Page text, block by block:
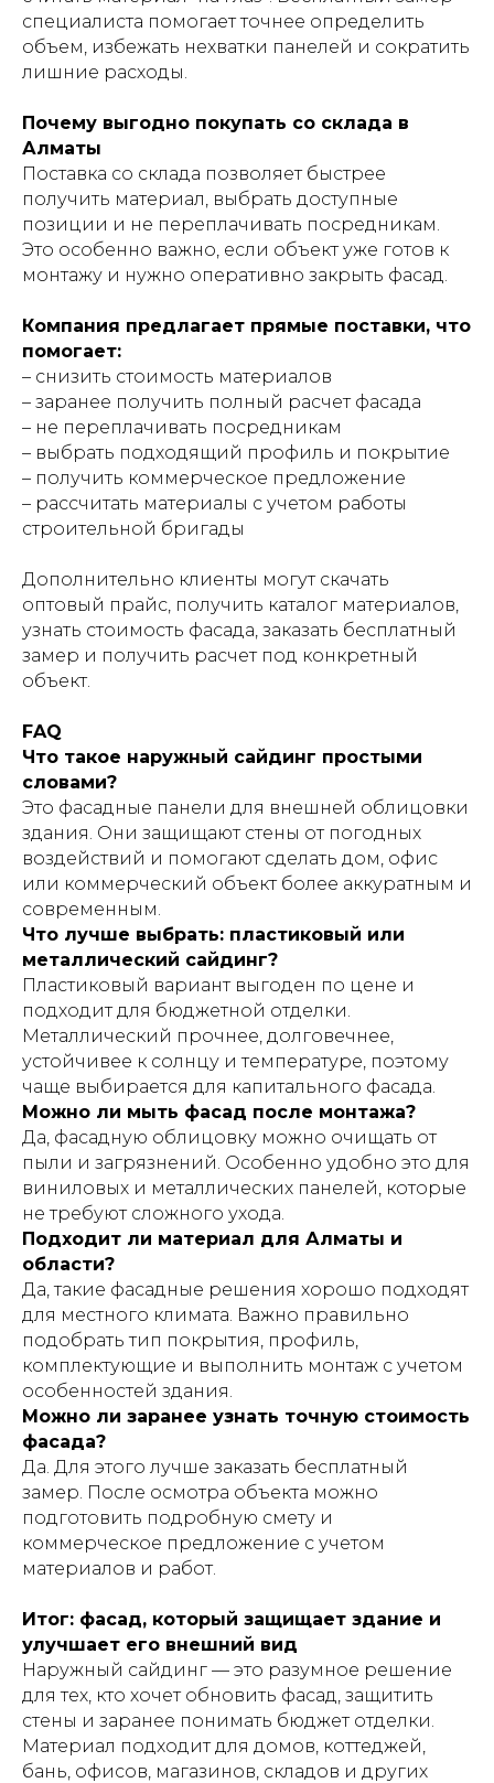
специалиста помогает точнее определить
объем, избежать нехватки панелей и сократить
лишние расходы.
Почему выгодно покупать со склада в
Алматы
Поставка со склада позволяет быстрее
получить материал, выбрать доступные
позиции и не переплачивать посредникам.
Это особенно важно, если объект уже готов к
монтажу и нужно оперативно закрыть фасад.
Компания предлагает прямые поставки, что
помогает:
– снизить стоимость материалов
– заранее получить полный расчет фасада
– не переплачивать посредникам
– выбрать подходящий профиль и покрытие
– получить коммерческое предложение
– рассчитать материалы с учетом работы
строительной бригады
Дополнительно клиенты могут скачать
оптовый прайс, получить каталог материалов,
узнать стоимость фасада, заказать бесплатный
замер и получить расчет под конкретный
объект.
FAQ
Что такое наружный сайдинг простыми
словами?
Это фасадные панели для внешней облицовки
здания. Они защищают стены от погодных
воздействий и помогают сделать дом, офис
или коммерческий объект более аккуратным и
современным.
Что лучше выбрать: пластиковый или
металлический сайдинг?
Пластиковый вариант выгоден по цене и
подходит для бюджетной отделки.
Металлический прочнее, долговечнее,
устойчивее к солнцу и температуре, поэтому
чаще выбирается для капитального фасада.
Можно ли мыть фасад после монтажа?
Да, фасадную облицовку можно очищать от
пыли и загрязнений. Особенно удобно это для
виниловых и металлических панелей, которые
не требуют сложного ухода.
Подходит ли материал для Алматы и
области?
Да, такие фасадные решения хорошо подходят
для местного климата. Важно правильно
подобрать тип покрытия, профиль,
комплектующие и выполнить монтаж с учетом
особенностей здания.
Можно ли заранее узнать точную стоимость
фасада?
Да. Для этого лучше заказать бесплатный
замер. После осмотра объекта можно
подготовить подробную смету и
коммерческое предложение с учетом
материалов и работ.
Итог: фасад, который защищает здание и
улучшает его внешний вид
Наружный сайдинг — это разумное решение
для тех, кто хочет обновить фасад, защитить
стены и заранее понимать бюджет отделки.
Материал подходит для домов, коттеджей,
бань, офисов, магазинов, складов и других